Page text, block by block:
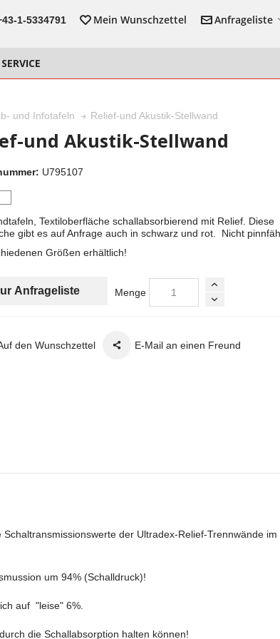
Anfrageliste
Mein Wunschzettel
1-5334791
SERVICE
und Infotafeln Relief-und Akustik-Stellwand
und Akustik-Stellwand
U795107
Textiloberfläche schallabsorbierend mit Relief. Diese
gibt es auf Anfrage auch in schwarz und rot. Nicht
Größen erhältlich!
Menge
Anfrageliste
den Wunschzettel E-Mail an einen Freund
der Ultradex-Relief-Trennwände im
um 94% (Schalldruck)!
auf "leise" 6%.
die Schallabsorption halten können!